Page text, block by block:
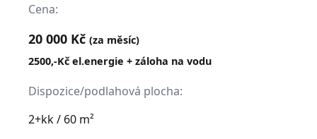
Cena:
20 000 Kč (za měsíc)
2500,-Kč el.energie + záloha na vodu
Dispozice/podlahová plocha:
2+kk / 60 m²